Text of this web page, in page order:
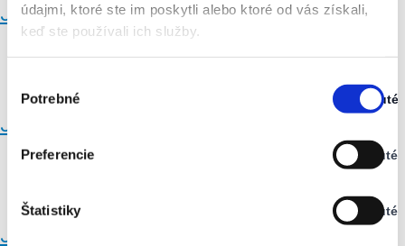
údajmi, ktoré ste im poskytli alebo ktoré od vás získali,
keď ste používali ich služby.
súhlasu
Potrebné Zapnuté
Stav:
Preferencie
Vypnuté
Stav:
Štatistiky
Vypnuté
Stav:
Júnová povodeň na dunaji v roku 2013
Júnová povodeň na dunaji v roku 2013
Júnová povodeň na dunaji v roku 2013